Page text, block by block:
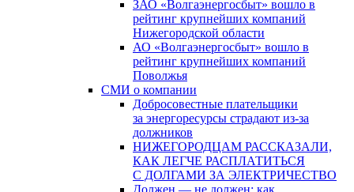
ЗАО «Волгаэнергосбыт» вошло в
рейтинг крупнейших компаний
Нижегородской области
АО «Волгаэнергосбыт» вошло в
рейтинг крупнейших компаний
Поволжья
СМИ о компании
Добросовестные плательщики
за энергоресурсы страдают из-за
должников
НИЖЕГОРОДЦАМ РАССКАЗАЛИ,
КАК ЛЕГЧЕ РАСПЛАТИТЬСЯ
С ДОЛГАМИ ЗА ЭЛЕКТРИЧЕСТВО